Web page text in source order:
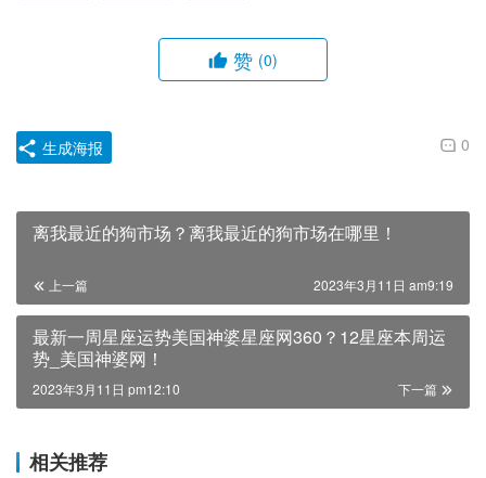
赞 (0)
0
生成海报
离我最近的狗市场？离我最近的狗市场在哪里！
上一篇 2023年3月11日 am9:19
最新一周星座运势美国神婆星座网360？12星座本周运
势_美国神婆网！
下一篇
2023年3月11日 pm12:10
相关推荐